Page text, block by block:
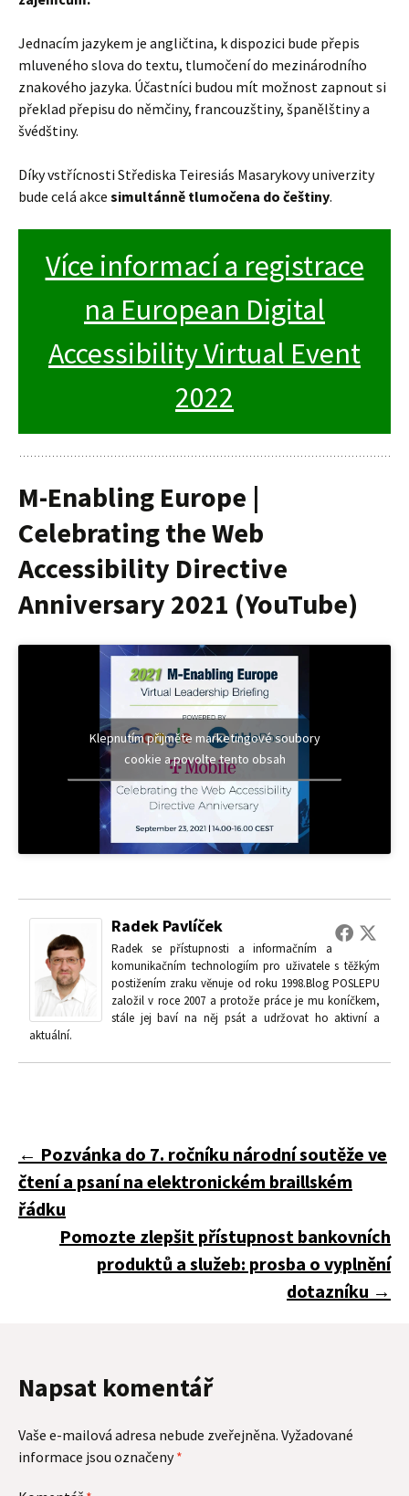
Jednacím jazykem je angličtina, k dispozici bude přepis
mluveného slova do textu, tlumočení do mezinárodního
znakového jazyka. Účastníci budou mít možnost zapnout si
překlad přepisu do němčiny, francouzštiny, španělštiny a
švédštiny.
Díky vstřícnosti Střediska Teiresiás Masarykovy univerzity
bude celá akce simultánně tlumočena do češtiny.
Více informací a registrace
na European Digital
Accessibility Virtual Event
2022
M-Enabling Europe |
Celebrating the Web
Accessibility Directive
Anniversary 2021 (YouTube)
Klepnutím přijměte marketingové soubory
cookie a povolte tento obsah
Radek Pavlíček
Radek se přístupnosti a informačním a
komunikačním technologiím pro uživatele s těžkým
postižením zraku věnuje od roku 1998.Blog POSLEPU
založil v roce 2007 a protože práce je mu koníčkem,
stále jej baví na něj psát a udržovat ho aktivní a
aktuální.
Navigace
pro
příspěvky
← Pozvánka do 7. ročníku národní soutěže ve
čtení a psaní na elektronickém braillském
řádku
Pomozte zlepšit přístupnost bankovních
produktů a služeb: prosba o vyplnění
dotazníku →
Napsat komentář
Vaše e-mailová adresa nebude zveřejněna. Vyžadované
informace jsou označeny*